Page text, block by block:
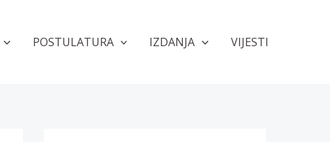
POSTULATURA IZDANJA VIJESTI